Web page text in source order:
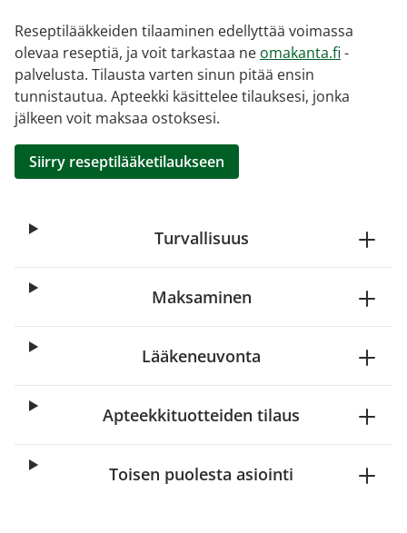
Reseptilääkkeiden tilaaminen edellyttää voimassa
olevaa reseptiä, ja voit tarkastaa ne omakanta.fi -
palvelusta. Tilausta varten sinun pitää ensin
tunnistautua. Apteekki käsittelee tilauksesi, jonka
jälkeen voit maksaa ostoksesi.
Siirry reseptilääketilaukseen
Turvallisuus
Maksaminen
Lääkeneuvonta
Apteekkituotteiden tilaus
Toisen puolesta asiointi